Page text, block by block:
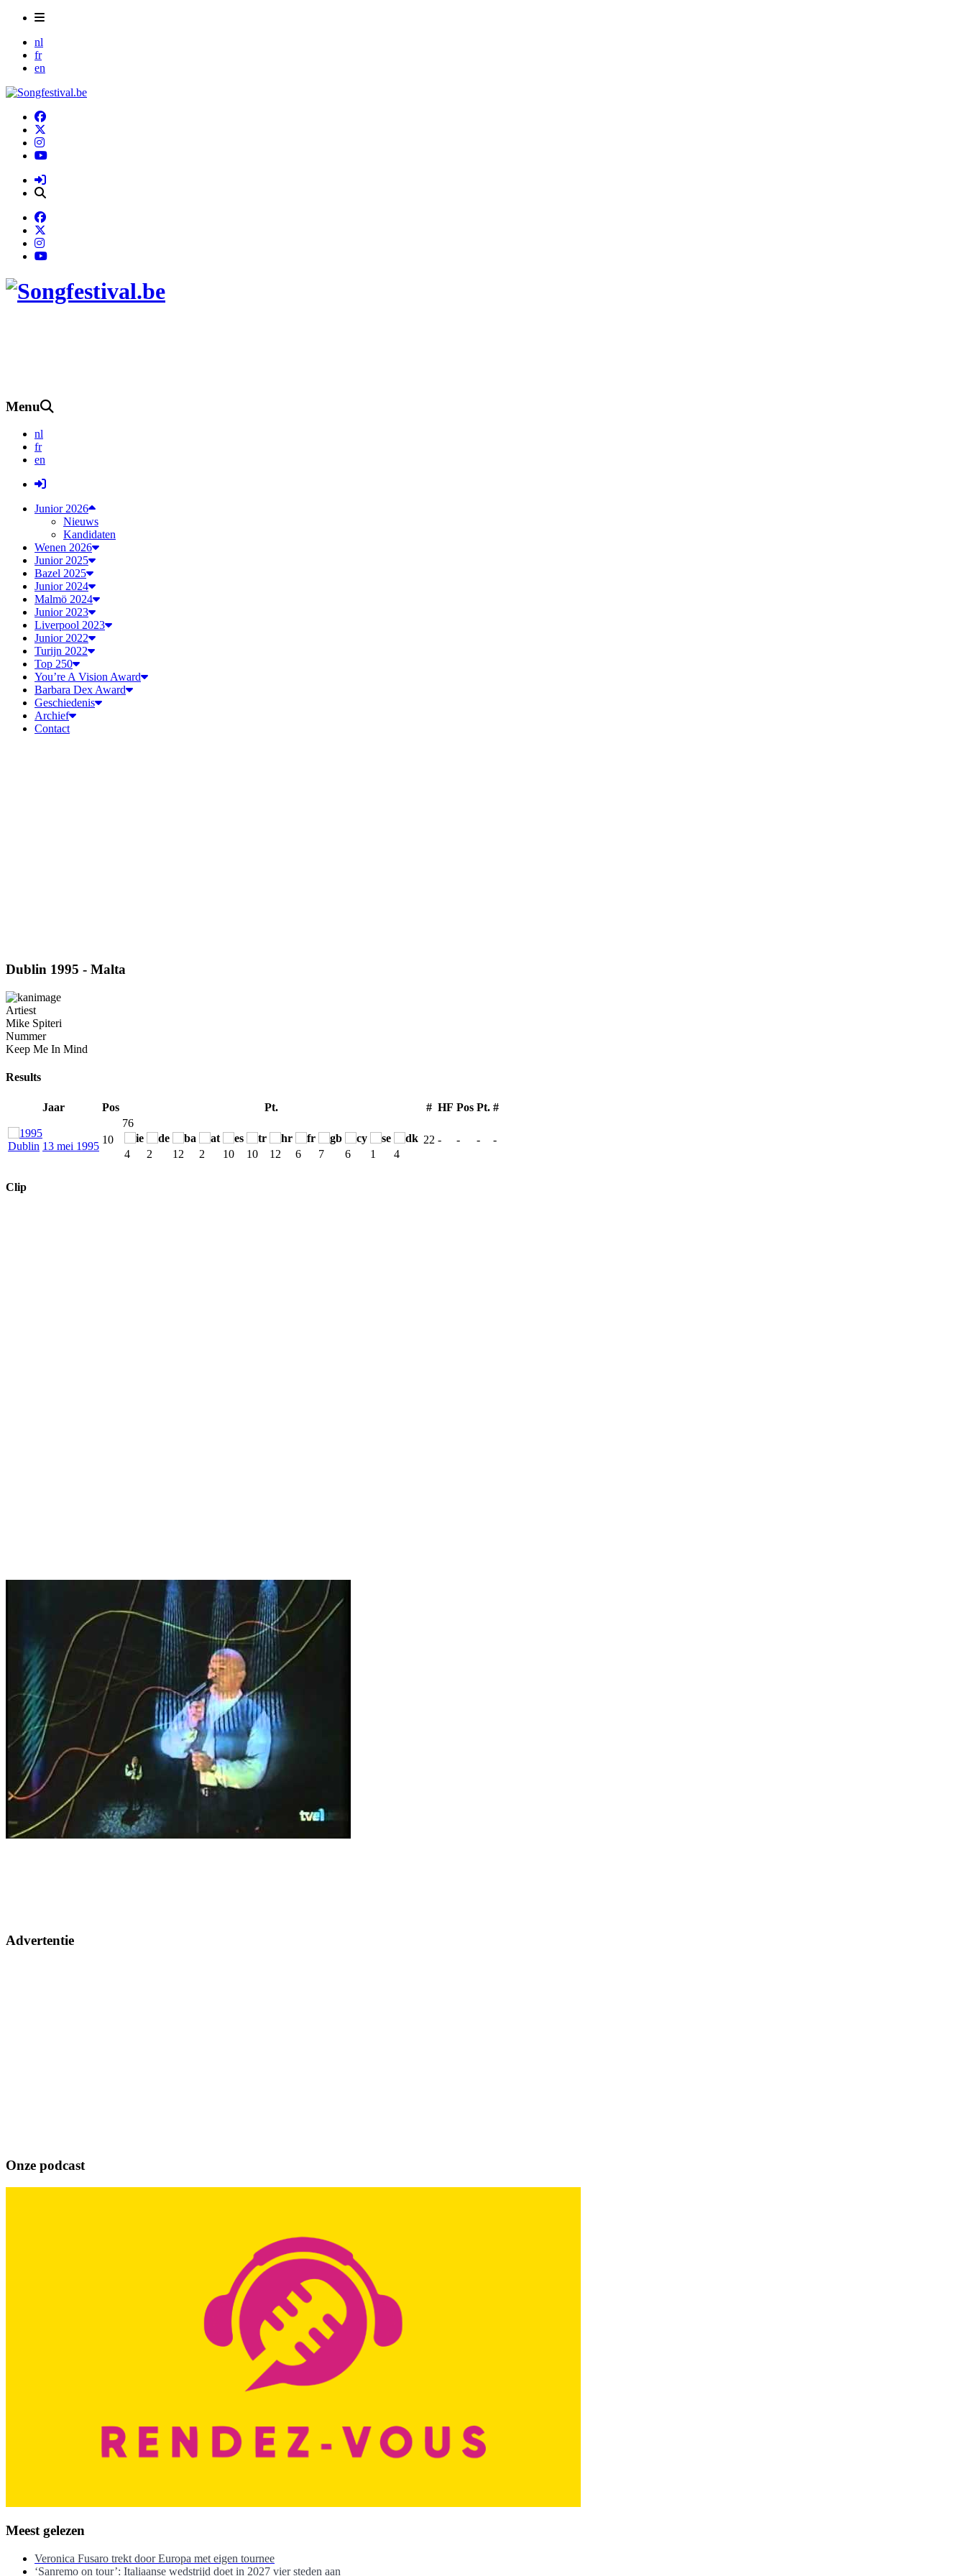
nl
fr
en
Menu
nl
fr
en
Junior 2026
Nieuws
Kandidaten
Wenen 2026
Junior 2025
Bazel 2025
Junior 2024
Malmö 2024
Junior 2023
Liverpool 2023
Junior 2022
Turijn 2022
Top 250
You’re A Vision Award
Barbara Dex Award
Geschiedenis
Archief
Contact
Dublin 1995 - Malta
Artiest
Mike Spiteri
Nummer
Keep Me In Mind
Results
Jaar Pos Pt. # HF Pos Pt. #
Dublin 13 mei 1995
10
76
4 2 12 2 10 10 12 6 7 6 1 4
22 - - - -
Clip
Advertentie
Onze podcast
Meest gelezen
Veronica Fusaro trekt door Europa met eigen tournee
‘Sanremo on tour’: Italiaanse wedstrijd doet in 2027 vier steden aan